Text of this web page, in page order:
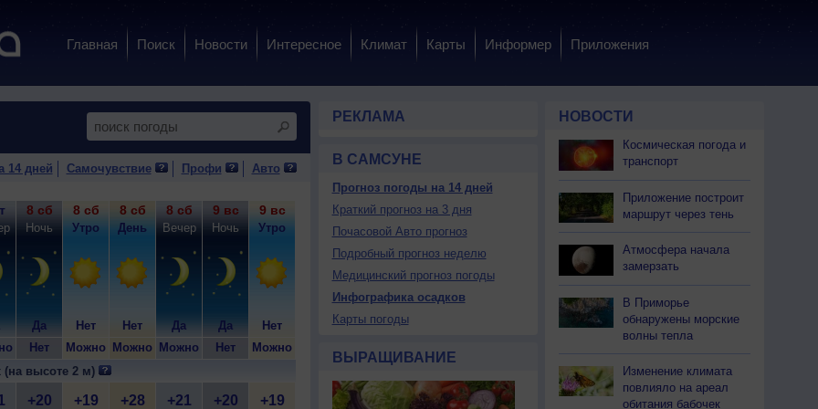
Главная Поиск Новости Интересное Климат Карты Информер Приложения
14 дней Самочувствие Профи Авто
8 сб
Ночь
Да
Нет
8 сб
Утро
Нет
Можно
8 сб
День
Нет
Можно
8 сб
Вечер
Да
Можно
9 вс
Ночь
Да
Нет
9 вс
Утро
Нет
Можно
9 вс
Вечер
Да
10 пн
Ночь
Да
10 пн
Утро
10 пн
Нет
11 вт
Нет
11 вт
Нет
11 вт
Нет
11 вт
Да
(на высоте 2 м)
+20 +19 +28 +21 +20 +19 +21 +20 +20 +29 +21 +20 +21 +28
РЕКЛАМА
В САМСУНЕ
Прогноз погоды на 14 дней
Краткий прогноз на 3 дня
Почасовой Авто прогноз
Подробный прогноз неделю
Медицинский прогноз погоды
Инфографика осадков
Карты погоды
ВЫРАЩИВАНИЕ
НОВОСТИ
Космическая погода и
транспорт
Приложение построит
маршрут через тень
Атмосфера начала
замерзать
В Приморье
обнаружены морские
волны тепла
Изменение климата
повлияло на ареал
обитания бабочек